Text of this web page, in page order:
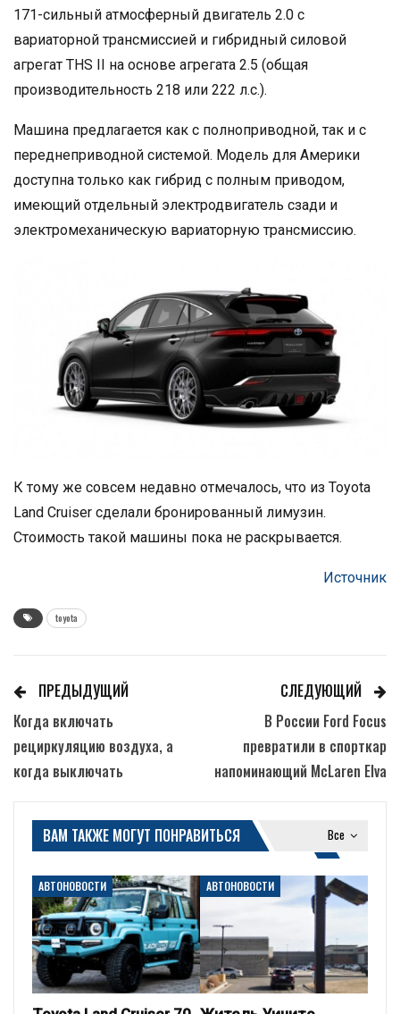
171-сильный атмосферный двигатель 2.0 с
вариаторной трансмиссией и гибридный силовой
агрегат THS II на основе агрегата 2.5 (общая
производительность 218 или 222 л.с.).
Машина предлагается как с полноприводной, так и с
переднеприводной системой. Модель для Америки
доступна только как гибрид с полным приводом,
имеющий отдельный электродвигатель сзади и
электромеханическую вариаторную трансмиссию.
К тому же совсем недавно отмечалось, что из Toyota
Land Cruiser сделали бронированный лимузин.
Стоимость такой машины пока не раскрывается.
Источник
toyota
ПРЕДЫДУЩИЙ
Когда включать
рециркуляцию воздуха, а
когда выключать
СЛЕДУЮЩИЙ
В России Ford Focus
превратили в спорткар
напоминающий McLaren Elva
Все
ВАМ ТАКЖЕ МОГУТ ПОНРАВИТЬСЯ
АВТОНОВОСТИ АВТОНОВОСТИ